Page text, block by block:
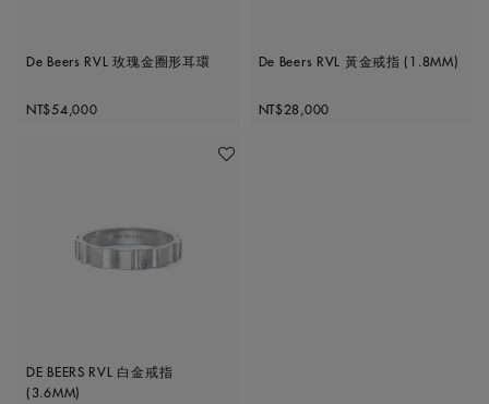
De Beers RVL 玫瑰金圈形耳環
Original price
NT$54,000
De Beers RVL 黃金戒指 (1.8MM)
Original price
NT$28,000
加入喜愛清單
DE BEERS RVL 白金戒指
(3.6MM)